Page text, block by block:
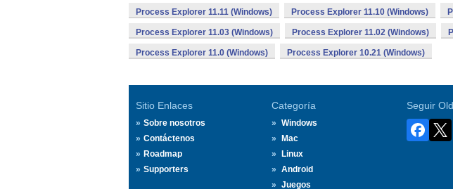
Process Explorer 11.11 (Windows) Process Explorer 11.10 (Windows)
Process Explorer 11.03 (Windows) Process Explorer 11.02 (Windows)
Process Explorer 11.0 (Windows) Process Explorer 10.21 (Windows)
Sitio Enlaces
Sobre nosotros
Contáctenos
Roadmap
Supporters
Categoría
Windows
Mac
Linux
Android
Juegos
Seguir